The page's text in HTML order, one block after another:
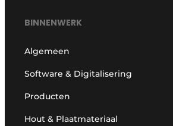
BINNENWERK
Algemeen
Software & Digitalisering
Producten
Hout & Plaatmateriaal